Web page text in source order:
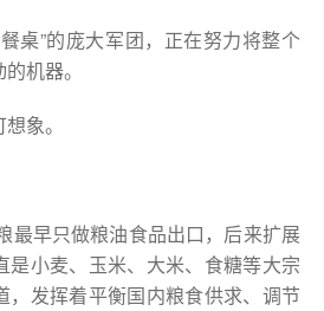
桌”的庞大军团，正在努力将整个
机器。
象。
最早只做粮油食品出口，后来扩展
是小麦、玉米、大米、食糖等大宗
，发挥着平衡国内粮食供求、调节